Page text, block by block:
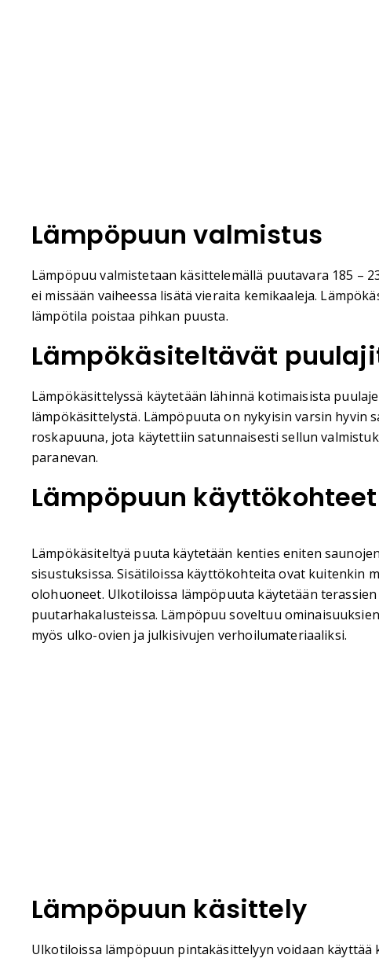
Lämpöpuun valmistus
Lämpöpuu valmistetaan käsittelemällä puutavara 185 –
ei missään vaiheessa lisätä vieraita kemikaaleja.
lämpötila poistaa pihkan puusta.
Lämpökäsiteltävät
Lämpökäsittelyssä käytetään lähinnä kotimaisista
lämpökäsittelystä. Lämpöpuuta on nykyisin varsin hyvin
roskapuuna, jota käytettiin satunnaisesti sellun
paranevan.
Lämpöpuun käyttökohteet
Lämpökäsiteltyä puuta käytetään kenties eniten
sisustuksissa. Sisätiloissa käyttökohteita ovat kuitenkin
olohuoneet. Ulkotiloissa lämpöpuuta käytetään
puutarhakalusteissa. Lämpöpuu soveltuu
myös ulko-ovien ja julkisivujen verhoilumateriaaliksi.
Lämpöpuun käsittely
Ulkotiloissa lämpöpuun pintakäsittelyyn voidaan